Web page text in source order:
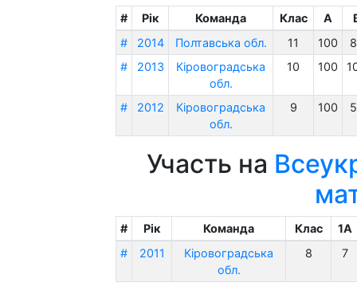
# Рік Команда Клас A
#
2014 Полтавська обл. 11 100
#
2013
Кіровоградська
обл.
10 100
# 2012
Кіровоградська
обл.
9 100
Участь на
# Рік Команда Клас
1A
#
2011
Кіровоградська
обл.
8 7